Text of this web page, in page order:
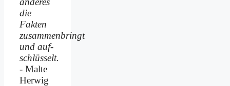
die
Fakten
zusammenbringt
und auf­
schlüsselt.
- Malte
Herwig